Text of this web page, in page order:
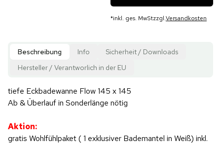
*inkl. ges. MwStzzgl.Versandkosten
Beschreibung Info
Sicherheit / Downloads
Hersteller / Verantworlich in der EU
tiefe Eckbadewanne Flow 145 x 145
Ab & Überlauf in Sonderlänge nötig
Aktion:
gratis Wohlfühlpaket ( 1 exklusiver Bademantel in Weiß) inkl.